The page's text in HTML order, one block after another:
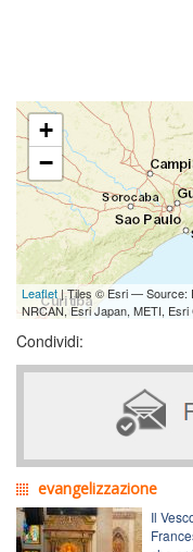
+
−
Leaflet | Tiles © Esri — Source:
NRCAN, Esri Japan, METI,
Condividi:
evangelizzazione
Il